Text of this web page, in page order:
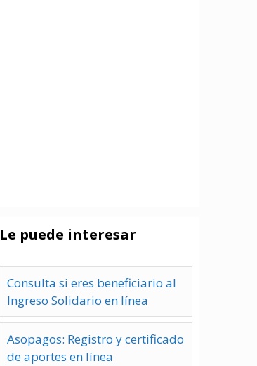
Le puede interesar
Consulta si eres beneficiario al
Ingreso Solidario en línea
Asopagos: Registro y certificado
de aportes en línea